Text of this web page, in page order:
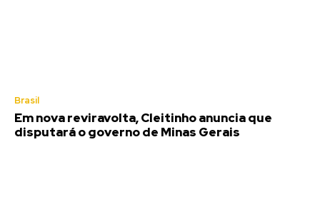
Brasil
Em nova reviravolta, Cleitinho anuncia que
disputará o governo de Minas Gerais